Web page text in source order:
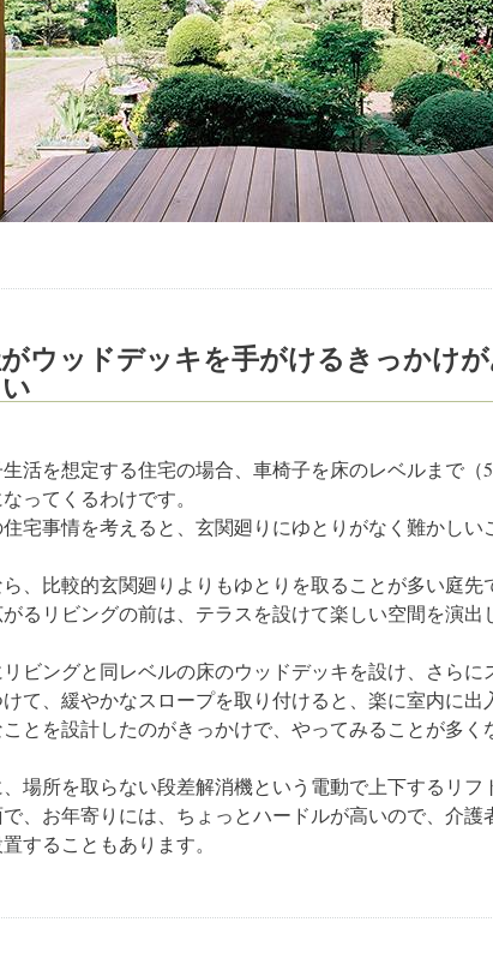
ウッドデッキを手がけるきっかけ
活を想定する住宅の場合、車椅子を床のレベルまで（
ってくるわけです。
住宅事情を考えると、玄関廻りにゆとりがなく難かしい
、比較的玄関廻りよりもゆとりを取ることが多い庭
るリビングの前は、テラスを設けて楽しい空間を演出
ビングと同レベルの床のウッドデッキを設け、さら
けて、緩やかなスロープを取り付けると、楽に室内に
とを設計したのがきっかけで、やってみることが多く
場所を取らない段差解消機という電動で上下するリ
、お年寄りには、ちょっとハードルが高いので、介
することもあります。